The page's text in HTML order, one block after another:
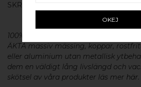
SKRUV FÖR LUCKA: M4 X 25MM - 2ST
100% ÄKTA METALL - Alla våra beslag
ÄKTA massiv mässing, koppar,
eller aluminium utan metallisk
dem en väldigt lång livslängd och
skötsel av våra produkter läs mer här.
OKEJ